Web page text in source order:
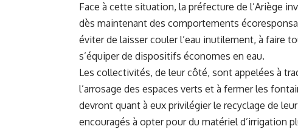
Face à cette situation, la préfecture de l’Ariège
dès maintenant des comportements
éviter de laisser couler l’eau inutilement, à faire
s’équiper de dispositifs économes en eau.
Les collectivités, de leur côté, sont appelées à
l’arrosage des espaces verts et à fermer les
devront quant à eux privilégier le recyclage de
encouragés à opter pour du matériel d’irrigation